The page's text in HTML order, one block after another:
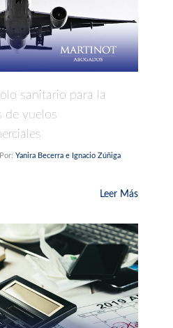
sanitario para la
de vuelos
Por: Yanira Becerra e Ignacio Zúñiga
Leer Más